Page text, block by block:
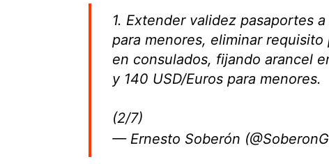
1. Extender validez pasaportes
para menores, eliminar
en consulados, fijando arancel
y 140 USD/Euros para menores.
(2/7)
— Ernesto Soberón